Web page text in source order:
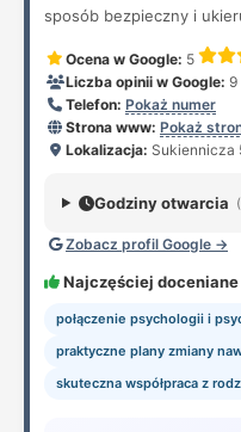
sposób bezpieczny i
Ocena w Google: 5
Liczba opinii w Google: 9
Telefon: Pokaż numer
Strona www: Pokaż
Lokalizacja: Sukiennicza
Godziny otwarcia
Zobacz profil Google →
Najczęściej
połączenie psychologii i
praktyczne plany zmiany
skuteczna współpraca z